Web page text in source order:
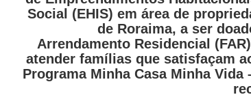
Social (EHIS) em área de
de Roraima, a ser
Arrendamento Residencial
atender famílias que satisfaçam
Programa Minha Casa Minha Vida